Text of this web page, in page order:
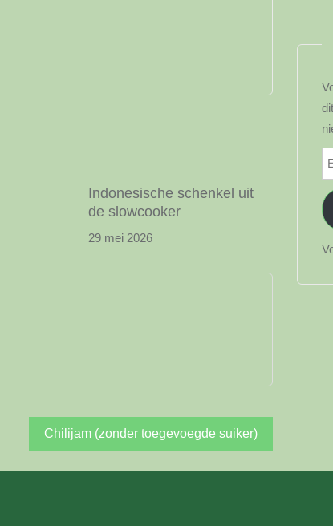
Indonesische schenkel uit
de slowcooker
29 mei 2026
Chilijam (zonder toegevoegde suiker)
E-